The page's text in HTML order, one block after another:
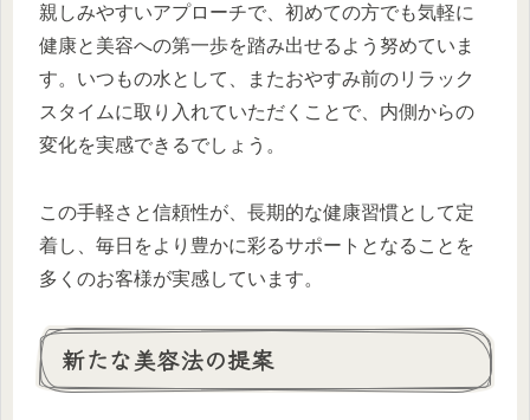
親しみやすいアプローチで、初めての方でも気軽に
健康と美容への第一歩を踏み出せるよう努めていま
す。いつもの水として、またおやすみ前のリラック
スタイムに取り入れていただくことで、内側からの
変化を実感できるでしょう。
この手軽さと信頼性が、長期的な健康習慣として定
着し、毎日をより豊かに彩るサポートとなることを
多くのお客様が実感しています。
新たな美容法の提案